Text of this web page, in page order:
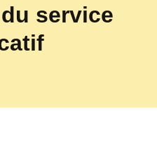
service